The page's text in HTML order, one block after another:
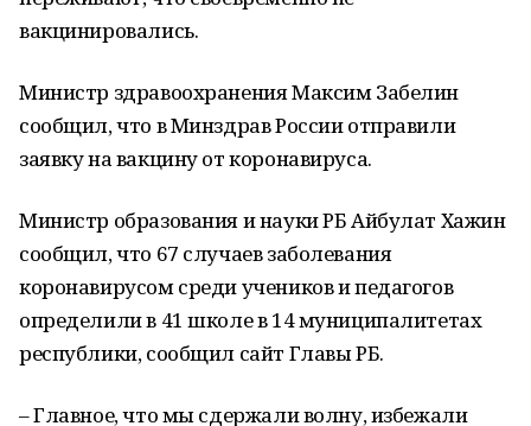
вакцинировались.
Министр здравоохранения Максим Забелин
сообщил, что в Минздрав России отправили
заявку на вакцину от коронавируса.
Министр образования и науки РБ Айбулат Хажин
сообщил, что 67 случаев заболевания
коронавирусом среди учеников и педагогов
определили в 41 школе в 14 муниципалитетах
республики, сообщил сайт Главы РБ.
– Главное, что мы сдержали волну, избежали